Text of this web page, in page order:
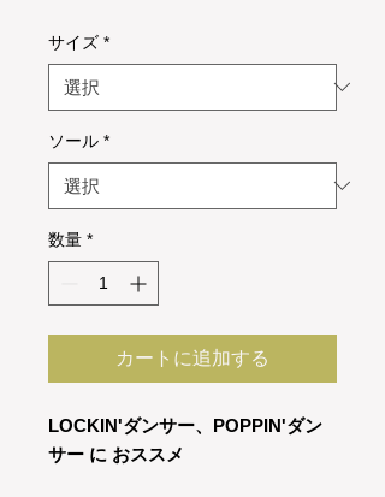
サイズ *
ソール *
数量 *
カートに追加する
LOCKIN'ダンサー、POPPIN'ダン
サー に おススメ